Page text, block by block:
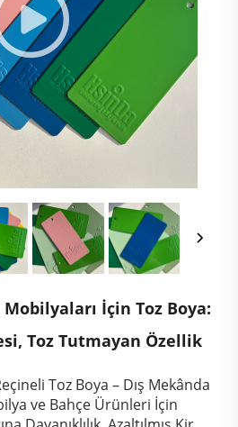
İçin Toz Boya:
Toz Tutmayan Özellik
Toz Boya – Dış Mekânda
ve Bahçe Ürünleri İçin